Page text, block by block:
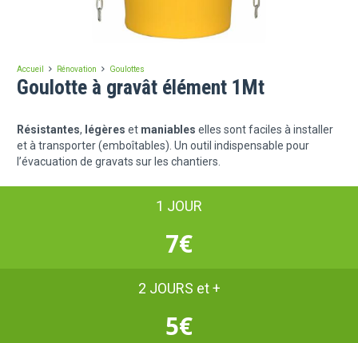
Accueil Rénovation Goulottes
Goulotte à gravât élément 1Mt
Résistantes, légères et maniables elles sont faciles à installer
et à transporter (emboîtables). Un outil indispensable pour
l’évacuation de gravats sur les chantiers.
1 JOUR
7€
2 JOURS et +
5€